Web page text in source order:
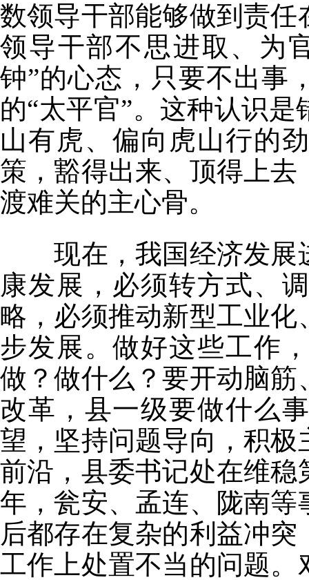
数领导干部能够做到责
领导干部不思进取、为
钟”的心态，只要不出事
的“太平官”。这种认识
山有虎、偏向虎山行的
策，豁得出来、顶得上
渡难关的主心骨。
现在，我国经济发展
康发展，必须转方式、
略，必须推动新型工业
步发展。做好这些工作
做？做什么？要开动脑
改革，县一级要做什么
望，坚持问题导向，积
前沿，县委书记处在维
年，瓮安、孟连、陇南
后都存在复杂的利益冲
工作上处置不当的问题